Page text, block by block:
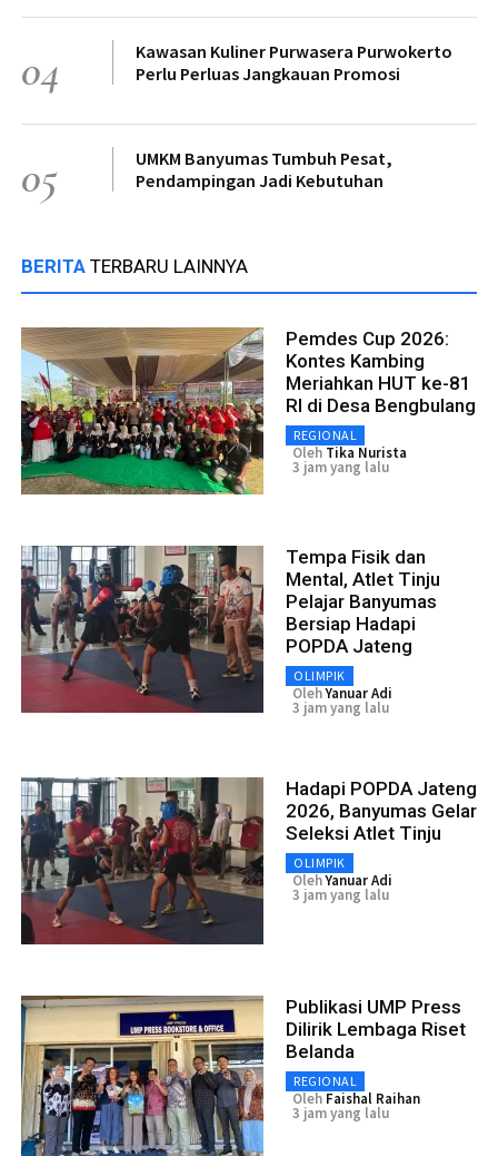
04
Kawasan Kuliner Purwasera Purwokerto
Perlu Perluas Jangkauan Promosi
05
UMKM Banyumas Tumbuh Pesat,
Pendampingan Jadi Kebutuhan
BERITA TERBARU LAINNYA
Pemdes Cup 2026:
Kontes Kambing
Meriahkan HUT ke-81
RI di Desa Bengbulang
REGIONAL
Oleh Tika Nurista
3 jam yang lalu
Tempa Fisik dan
Mental, Atlet Tinju
Pelajar Banyumas
Bersiap Hadapi
POPDA Jateng
OLIMPIK
OlehYanuar Adi
3 jam yang lalu
Hadapi POPDA Jateng
2026, Banyumas Gelar
Seleksi Atlet Tinju
OLIMPIK
OlehYanuar Adi
3 jam yang lalu
Publikasi UMP Press
Dilirik Lembaga Riset
Belanda
REGIONAL
Oleh Faishal Raihan
3 jam yang lalu